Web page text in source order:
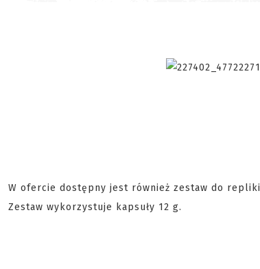
W ofercie dostępny jest również zestaw do repliki
Zestaw wykorzystuje kapsuły 12 g.